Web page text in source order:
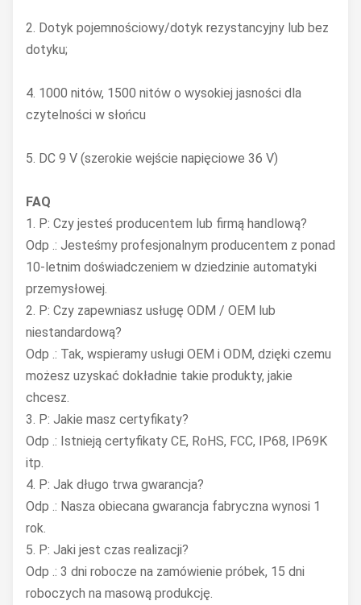
2. Dotyk pojemnościowy/dotyk rezystancyjny lub bez
dotyku;
4. 1000 nitów, 1500 nitów o wysokiej jasności dla
czytelności w słońcu
5. DC 9 V (szerokie wejście napięciowe 36 V)
FAQ
1. P: Czy jesteś producentem lub firmą handlową?
Odp .: Jesteśmy profesjonalnym producentem z ponad
10-letnim doświadczeniem w dziedzinie automatyki
przemysłowej.
2. P: Czy zapewniasz usługę ODM / OEM lub
niestandardową?
Odp .: Tak, wspieramy usługi OEM i ODM, dzięki czemu
możesz uzyskać dokładnie takie produkty, jakie
chcesz.
3. P: Jakie masz certyfikaty?
Odp .: Istnieją certyfikaty CE, RoHS, FCC, IP68, IP69K
itp.
4. P: Jak długo trwa gwarancja?
Odp .: Nasza obiecana gwarancja fabryczna wynosi 1
rok.
5. P: Jaki jest czas realizacji?
Odp .: 3 dni robocze na zamówienie próbek, 15 dni
roboczych na masową produkcję.